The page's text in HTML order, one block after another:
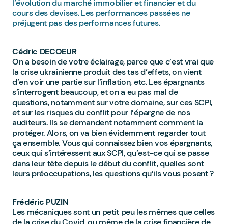
l’évolution du marché immobilier et financier et du
cours des devises. Les performances passées ne
préjugent pas des performances futures.
Cédric DECOEUR
On a besoin de votre éclairage, parce que c’est vrai que
la crise ukrainienne produit des tas d’effets, on vient
d’en voir une partie sur l’inflation, etc. Les épargnants
s’interrogent beaucoup, et on a eu pas mal de
questions, notamment sur votre domaine, sur ces SCPI,
et sur les risques du conflit pour l’épargne de nos
auditeurs. Ils se demandent notamment comment la
protéger. Alors, on va bien évidemment regarder tout
ça ensemble. Vous qui connaissez bien vos épargnants,
ceux qui s’intéressent aux SCPI, qu’est-ce qui se passe
dans leur tête depuis le début du conflit, quelles sont
leurs préoccupations, les questions qu’ils vous posent ?
Frédéric PUZIN
Les mécaniques sont un petit peu les mêmes que celles